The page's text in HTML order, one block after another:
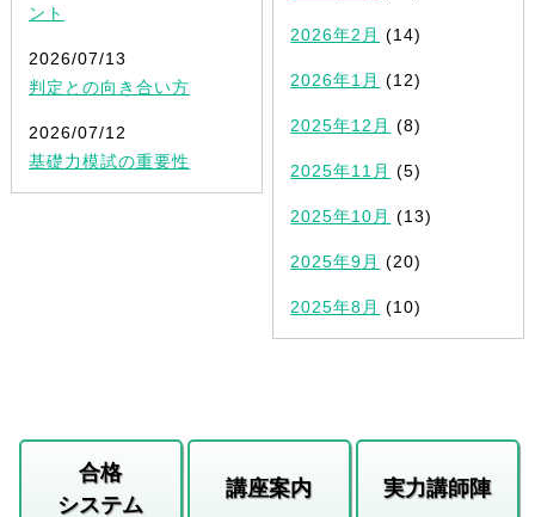
ント
2026/07/13
判定との向き合い方
2026/07/12
基礎力模試の重要性
2026年2月 (14)
2026年1月 (12)
2025年12月 (8)
2025年11月 (5)
2025年10月 (13)
2025年9月 (20)
2025年8月 (10)
合格
システム
講座案内 実力講師陣